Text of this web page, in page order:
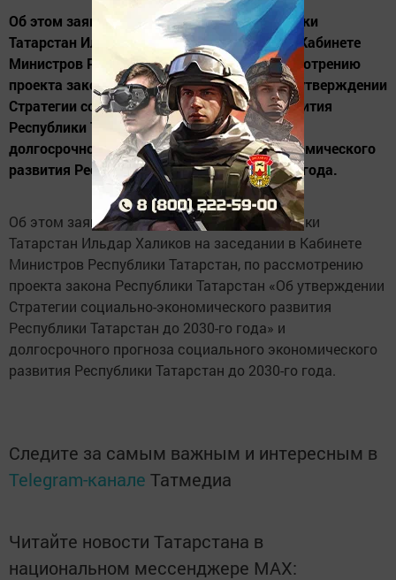
Об этом заявил Премьер Министр Республики
Татарстан Ильдар Халиков на заседании в Кабинете
Министров Республики Татарстан, по рассмотрению
проекта закона Республики Татарстан «Об утверждении
Стратегии социально-экономического развития
Республики Татарстан до 2030-го года» и
долгосрочного прогноза социального экономического
развития Республики Татарстан до 2030-го года.
Об этом заявил Премьер Министр Республики
Татарстан Ильдар Халиков на заседании в Кабинете
Министров Республики Татарстан, по рассмотрению
проекта закона Республики Татарстан «Об утверждении
Стратегии социально-экономического развития
Республики Татарстан до 2030-го года» и
долгосрочного прогноза социального экономического
развития Республики Татарстан до 2030-го года.
Следите за самым важным и интересным в
Telegram-канале Татмедиа
Читайте новости Татарстана в
национальном мессенджере MАХ: